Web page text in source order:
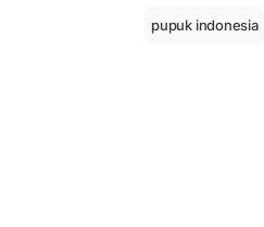
pupuk indonesia